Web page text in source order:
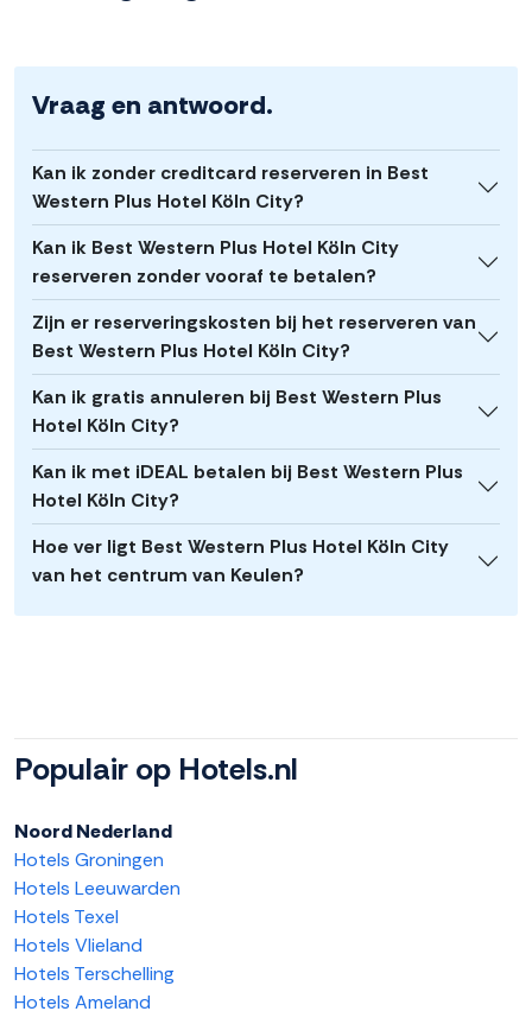
Vraag en antwoord.
Kan ik zonder creditcard reserveren in Best
Western Plus Hotel Köln City?
Kan ik Best Western Plus Hotel Köln City
reserveren zonder vooraf te betalen?
Zijn er reserveringskosten bij het reserveren van
Best Western Plus Hotel Köln City?
Kan ik gratis annuleren bij Best Western Plus
Hotel Köln City?
Kan ik met iDEAL betalen bij Best Western Plus
Hotel Köln City?
Hoe ver ligt Best Western Plus Hotel Köln City
van het centrum van Keulen?
Populair op Hotels.nl
Noord Nederland
Hotels Groningen
Hotels Leeuwarden
Hotels Texel
Hotels Vlieland
Hotels Terschelling
Hotels Ameland